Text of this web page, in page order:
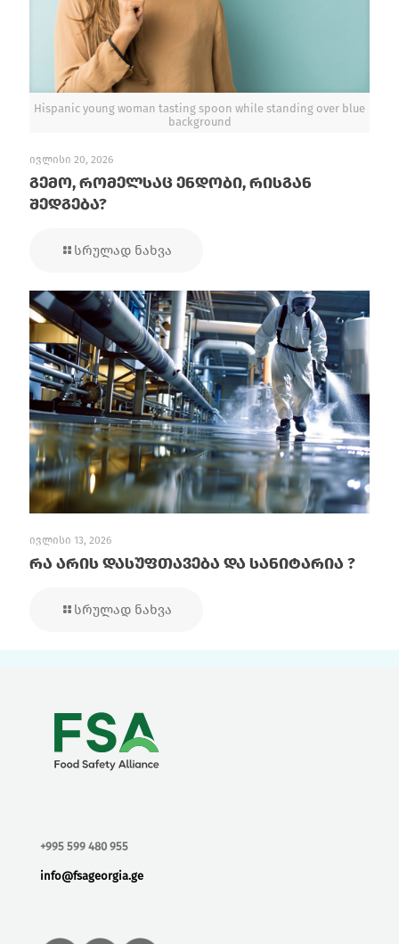
Hispanic young woman tasting spoon while standing over blue
background
ივლისი 20, 2026
გემო, რომელსაც ენდობი, რისგან
შედგება?
სრულად ნახვა
ივლისი 13, 2026
რა არის დასუფთავება და სანიტარია ?
სრულად ნახვა
+995 599 480 955
info@fsageorgia.ge